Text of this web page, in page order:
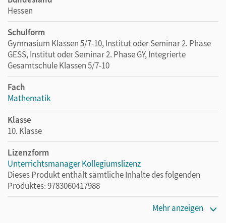
Hessen
Schulform
Gymnasium Klassen 5/7-10, Institut oder Seminar 2. Phase
GESS, Institut oder Seminar 2. Phase GY, Integrierte
Gesamtschule Klassen 5/7-10
Fach
Mathematik
Klasse
10. Klasse
Lizenzform
Unterrichtsmanager Kollegiumslizenz
Dieses Produkt enthält sämtliche Inhalte des folgenden
Produktes: 9783060417988
Mehr anzeigen